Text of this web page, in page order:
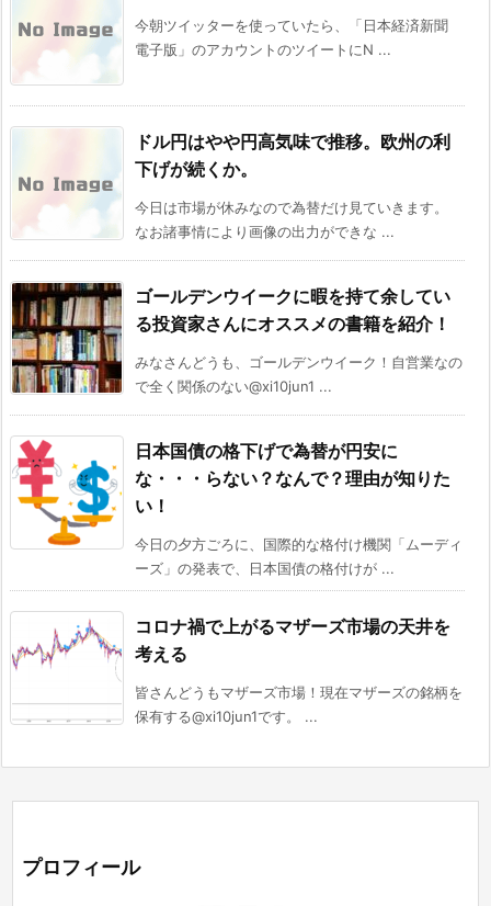
今朝ツイッターを使っていたら、「日本経済新聞
電子版」のアカウントのツイートにN ...
ドル円はやや円高気味で推移。欧州の利
下げが続くか。
今日は市場が休みなので為替だけ見ていきます。
なお諸事情により画像の出力ができな ...
ゴールデンウイークに暇を持て余してい
る投資家さんにオススメの書籍を紹介！
みなさんどうも、ゴールデンウイーク！自営業なの
で全く関係のない@xi10jun1 ...
日本国債の格下げで為替が円安に
な・・・らない？なんで？理由が知りた
い！
今日の夕方ごろに、国際的な格付け機関「ムーディ
ーズ」の発表で、日本国債の格付けが ...
コロナ禍で上がるマザーズ市場の天井を
考える
皆さんどうもマザーズ市場！現在マザーズの銘柄を
保有する@xi10jun1です。 ...
プロフィール